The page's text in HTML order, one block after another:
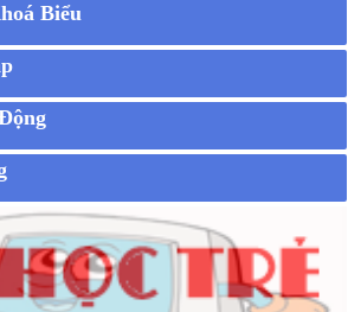
Biểu